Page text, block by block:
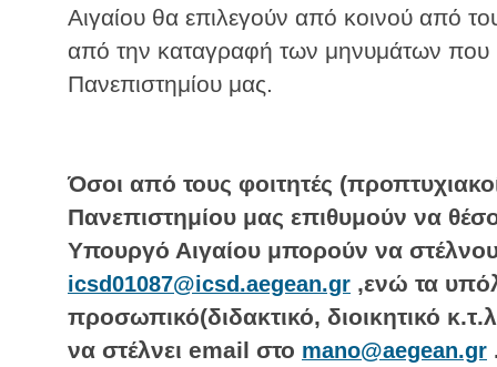
Αιγαίου θα επιλεγούν από κοινού από
από την καταγραφή των μηνυμάτων
Πανεπιστημίου μας.
Όσοι από τους φοιτητές
Πανεπιστημίου μας επιθυμούν να
Υπουργό Αιγαίου μπορούν να
icsd01087@icsd.aegean.gr ,ενώ τα
προσωπικό(διδακτικό, διοικητικό
να στέλνει email στο mano@aegean.gr